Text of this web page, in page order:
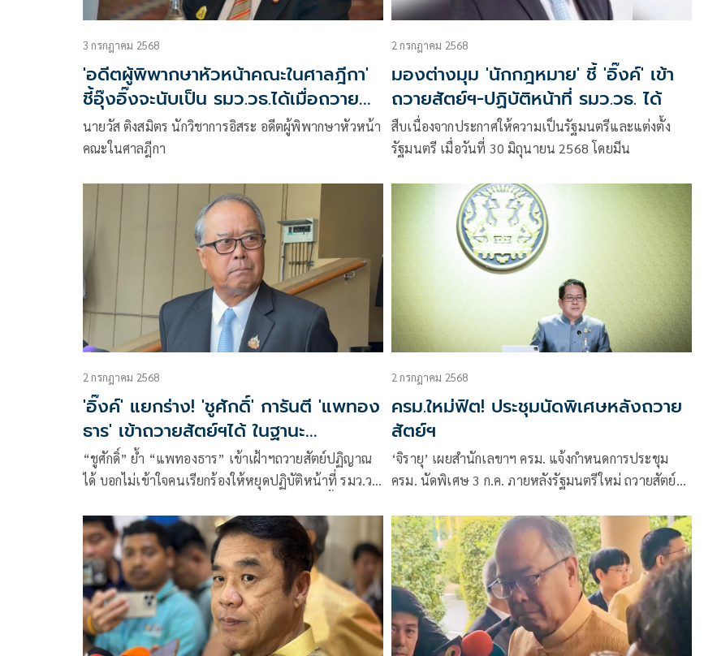
3 กรกฎาคม 2568
'อดีตผู้พิพากษาหัวหน้าคณะในศาลฎีกา'
ชี้อุ๊งอิ๊งจะนับเป็น รมว.วธ.ได้เมื่อถวาย
สัตย์ฯ
นายวัส ติงสมิตร นักวิชาการอิสระ อดีตผู้พิพากษาหัวหน้า
คณะในศาลฎีกา
2 กรกฎาคม 2568
มองต่างมุม 'นักกฎหมาย' ชี้ 'อิ๊งค์' เข้า
ถวายสัตย์ฯ-ปฏิบัติหน้าที่ รมว.วธ. ได้
สืบเนื่องจากประกาศให้ความเป็นรัฐมนตรีและแต่งตั้ง
รัฐมนตรี เมื่อวันที่ 30 มิถุนายน 2568 โดยมีน
2 กรกฎาคม 2568
'อิ๊งค์' แยกร่าง! 'ชูศักดิ์' การันตี 'แพทอง
ธาร' เข้าถวายสัตย์ฯได้ ในฐานะ
รมว.วัฒนธรรม
“ชูศักดิ์” ย้ำ “แพทองธาร” เข้าเฝ้าฯถวายสัตย์ปฏิญาณ
ได้ บอกไม่เข้าใจคนเรียกร้องให้หยุดปฏิบัติหน้าที่ รมว.วธ.
2 กรกฎาคม 2568
ครม.ใหม่ฟิต! ประชุมนัดพิเศษหลังถวาย
สัตย์ฯ
‘จิรายุ’ เผยสำนักเลขาฯ ครม. แจ้งกำหนดการประชุม
ครม. นัดพิเศษ 3 ก.ค. ภายหลังรัฐมนตรีใหม่ ถวายสัตย์